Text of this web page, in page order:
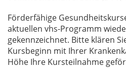
Förderfähige
aktuellen vhs-Programm
gekennzeichnet. Bitte klären
Kursbeginn mit Ihrer
Höhe Ihre Kursteilnahme